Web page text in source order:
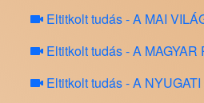
Eltitkolt tudás - A MAI
Eltitkolt tudás - A
Eltitkolt tudás - A